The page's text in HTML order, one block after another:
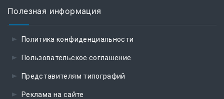
Полезная информация
Политика конфиденциальности
Пользовательское соглашение
Представителям типографий
Реклама на сайте